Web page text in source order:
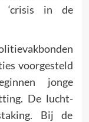
in de
voorgesteld
jonge
De lucht­
Bij de